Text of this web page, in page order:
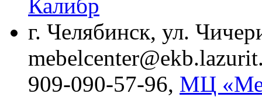
Калибр
г. Челябинск, ул.
909-090-57-96, МЦ